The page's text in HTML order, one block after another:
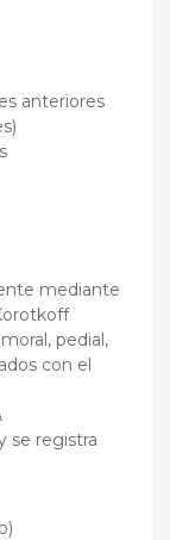
anteriores
mediante
pedial,
con el
se registra